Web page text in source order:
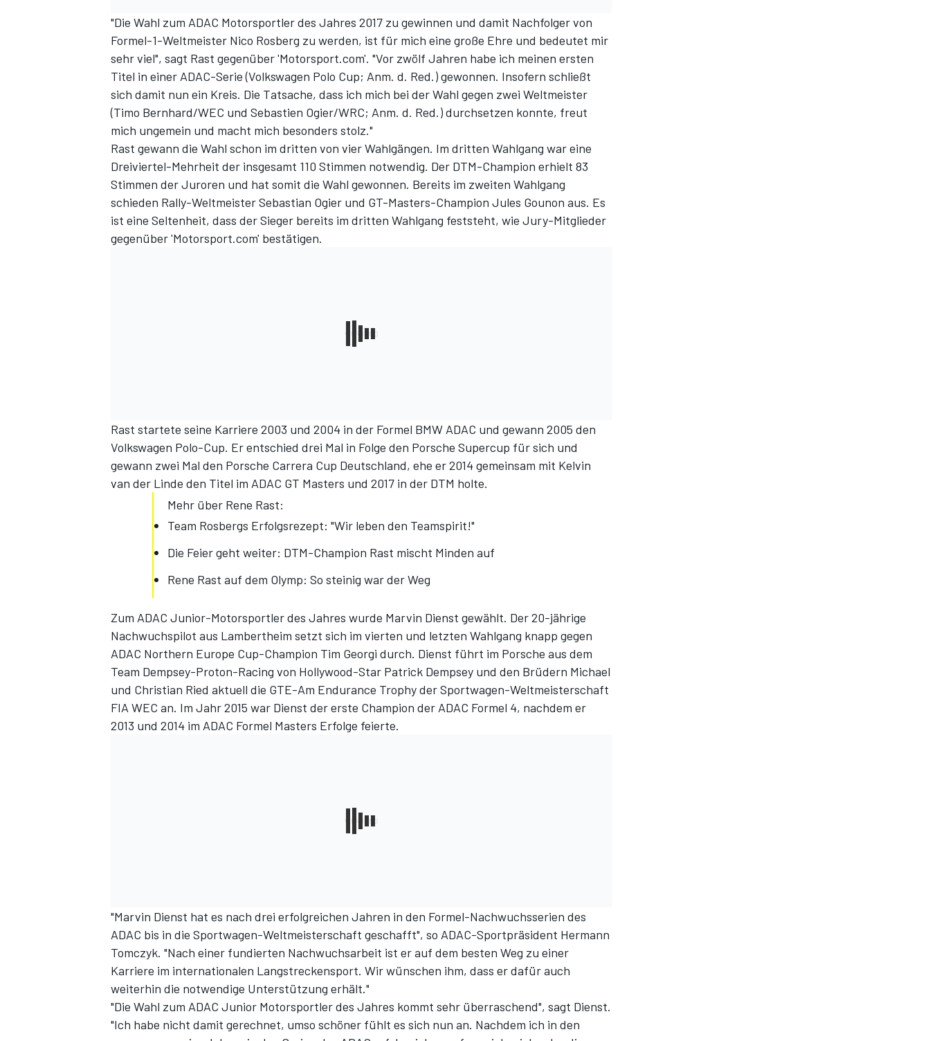
"Die Wahl zum ADAC Motorsportler des Jahres 2017 zu gewinnen und damit Nachfolger von
Formel-1-Weltmeister Nico Rosberg zu werden, ist für mich eine große Ehre und bedeutet mir
sehr viel", sagt Rast gegenüber 'Motorsport.com'. "Vor zwölf Jahren habe ich meinen ersten
Titel in einer ADAC-Serie (Volkswagen Polo Cup; Anm. d. Red.) gewonnen. Insofern schließt
sich damit nun ein Kreis. Die Tatsache, dass ich mich bei der Wahl gegen zwei Weltmeister
(Timo Bernhard/WEC und Sebastien Ogier/WRC; Anm. d. Red.) durchsetzen konnte, freut
mich ungemein und macht mich besonders stolz."
Rast gewann die Wahl schon im dritten von vier Wahlgängen. Im dritten Wahlgang war eine
Dreiviertel-Mehrheit der insgesamt 110 Stimmen notwendig. Der DTM-Champion erhielt 83
Stimmen der Juroren und hat somit die Wahl gewonnen. Bereits im zweiten Wahlgang
schieden Rally-Weltmeister Sebastian Ogier und GT-Masters-Champion Jules Gounon aus. Es
ist eine Seltenheit, dass der Sieger bereits im dritten Wahlgang feststeht, wie Jury-Mitglieder
gegenüber 'Motorsport.com' bestätigen.
Rast startete seine Karriere 2003 und 2004 in der Formel BMW ADAC und gewann 2005 den
Volkswagen Polo-Cup. Er entschied drei Mal in Folge den Porsche Supercup für sich und
gewann zwei Mal den Porsche Carrera Cup Deutschland, ehe er 2014 gemeinsam mit Kelvin
van der Linde den Titel im ADAC GT Masters und 2017 in der DTM holte.
Mehr über Rene Rast:
Team Rosbergs Erfolgsrezept: "Wir leben den Teamspirit!"
Die Feier geht weiter: DTM-Champion Rast mischt Minden auf
Rene Rast auf dem Olymp: So steinig war der Weg
Zum ADAC Junior-Motorsportler des Jahres wurde Marvin Dienst gewählt. Der 20-jährige
Nachwuchspilot aus Lambertheim setzt sich im vierten und letzten Wahlgang knapp gegen
ADAC Northern Europe Cup-Champion Tim Georgi durch. Dienst führt im Porsche aus dem
Team Dempsey-Proton-Racing von Hollywood-Star Patrick Dempsey und den Brüdern Michael
und Christian Ried aktuell die GTE-Am Endurance Trophy der Sportwagen-Weltmeisterschaft
FIA WEC an. Im Jahr 2015 war Dienst der erste Champion der ADAC Formel 4, nachdem er
2013 und 2014 im ADAC Formel Masters Erfolge feierte.
"Marvin Dienst hat es nach drei erfolgreichen Jahren in den Formel-Nachwuchsserien des
ADAC bis in die Sportwagen-Weltmeisterschaft geschafft", so ADAC-Sportpräsident Hermann
Tomczyk. "Nach einer fundierten Nachwuchsarbeit ist er auf dem besten Weg zu einer
Karriere im internationalen Langstreckensport. Wir wünschen ihm, dass er dafür auch
weiterhin die notwendige Unterstützung erhält."
"Die Wahl zum ADAC Junior Motorsportler des Jahres kommt sehr überraschend", sagt Dienst.
"Ich habe nicht damit gerechnet, umso schöner fühlt es sich nun an. Nachdem ich in den